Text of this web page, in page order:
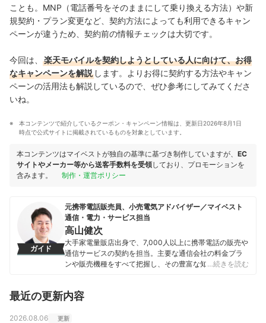
ことも。MNP（電話番号をそのままにして乗り換える方法）や新
規契約・プラン変更など、契約方法によっても利用できるキャン
ペーンが違うため、契約前の情報チェックは大切です。
今回は、
楽天モバイルを契約しようとしている人に向けて、お得
なキャンペーンを解説 します。よりお得に契約する方法やキャン
ペーンの活用法も解説しているので、ぜひ参考にしてみてくださ
いね。
本コンテンツで紹介しているクーポン・キャンペーン情報は、更新日2026年8月1日
時点で公式サイトに掲載されているものを対象としています。
本コンテンツはマイベストが独自の基準に基づき制作していますが、 EC
サイトやメーカー等から送客手数料を受領しており、プロモーションを
含みます。
制作・運営ポリシー
ガイド
元携帯電話販売員、小売電気アドバイザー／マイベスト
通信・電力・サービス担当
高山健次
大手家電量販店出身で、7,000人以上に携帯電話の販売や
通信サービスの契約を担当。主要な通信会社の料金プラ
ンや販売機種をすべて把握し、その豊富な知識で店舗販
ア・インターネットプロバイダーなどの通信会社を専門
契約し各社の料金プランや通信速度の比較を行うととも
…続きを読む
最近の更新内容
2026.08.06 更新